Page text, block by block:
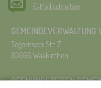
E-Mail schreiben
GEMEINDEVERWALTUNG
Tegernseer Str. 7
83666 Waakirchen
ÖFFNUNGSZEITEN